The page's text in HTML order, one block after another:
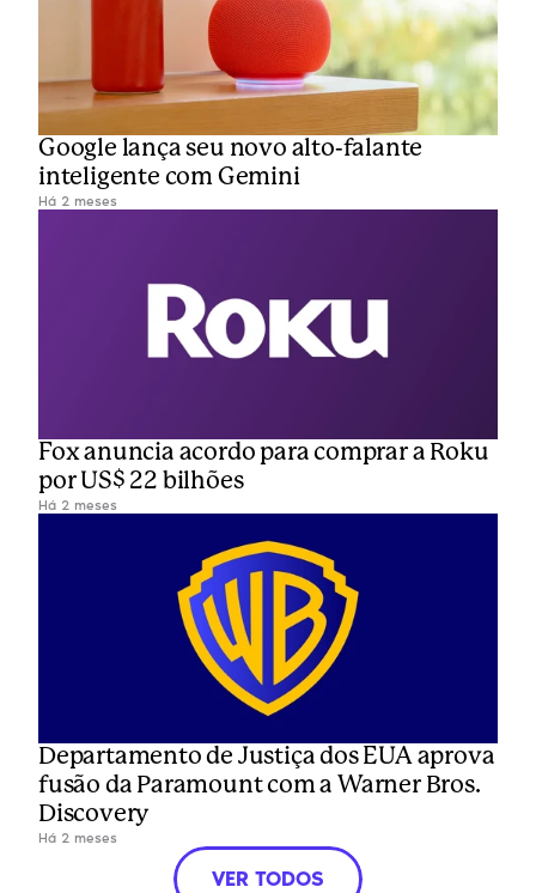
Google lança seu novo alto-falante
inteligente com Gemini
Há 2 meses
Fox anuncia acordo para comprar a Roku
por US$ 22 bilhões
Há 2 meses
Departamento de Justiça dos EUA aprova
fusão da Paramount com a Warner Bros.
Discovery
Há 2 meses
VER TODOS